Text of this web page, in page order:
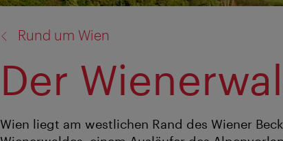
Rund um Wien
Der
Wien liegt am westlichen Rand des Wiener